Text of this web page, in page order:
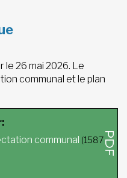
le 26 mai 2026. Le
communal et le plan
communal (1587